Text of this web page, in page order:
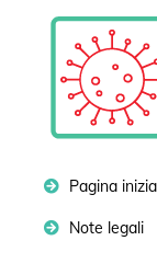
Pagina
Note legali